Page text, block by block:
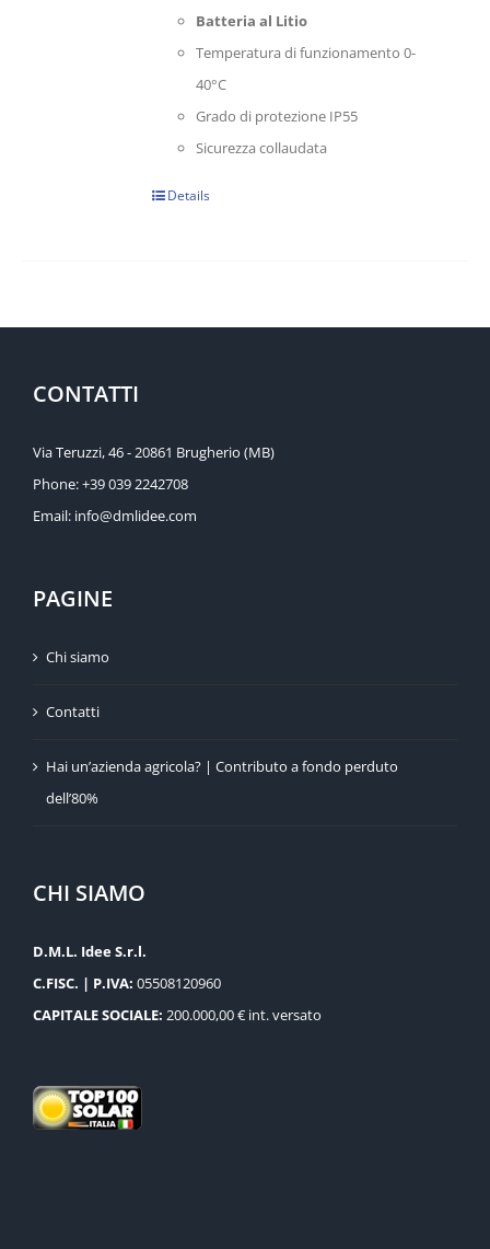
Batteria al Litio
Temperatura di funzionamento 0-
40°C
Grado di protezione IP55
Sicurezza collaudata
Details
CONTATTI
Via Teruzzi, 46 - 20861 Brugherio (MB)
Phone:+39 039 2242708
Email: info@dmlidee.com
PAGINE
Chi siamo
Contatti
Hai un’azienda agricola? | Contributo a fondo perduto
dell’80%
CHI SIAMO
D.M.L. Idee S.r.l.
C.FISC. | P.IVA: 05508120960
CAPITALE SOCIALE: 200.000,00 € int. versato